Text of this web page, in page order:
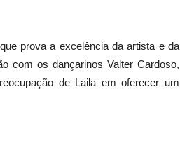
prova a excelência da artista e da
com os dançarinos Valter Cardoso,
de Laila em oferecer um